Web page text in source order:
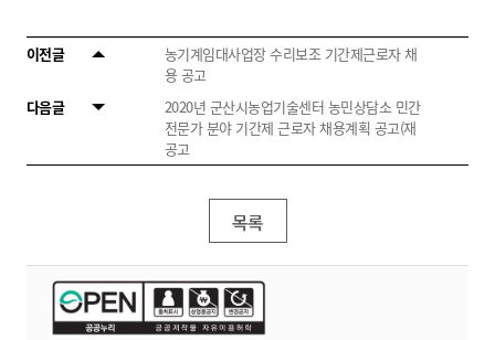
이전글
농기계임대사업장 수리보조 기간제근로자 채
용 공고
다음글
2020년 군산시농업기술센터 농민상담소 민간
전문가 분야 기간제 근로자 채용계획 공고(재
공고
목록